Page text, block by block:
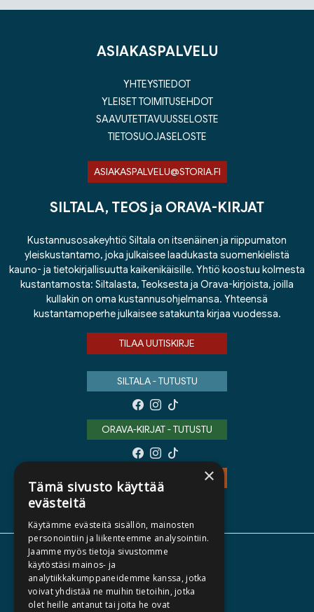
ASIAKASPALVELU
YHTEYSTIEDOT
YLEISET TOIMITUSEHDOT
SAAVUTETTAVUUSSELOSTE
TIETOSUOJASELOSTE
ASIAKASPALVELU@STORIA.FI
SILTALA, TEOS ja ORAVA-KIRJAT
Kustannusosakeyhtiö Siltala on itsenäinen ja riippumaton
yleiskustantamo, joka julkaisee laadukasta suomenkielistä
kauno- ja tietokirjallisuutta kaikenikäisille. Yhtiö koostuu kolmesta
kustantamosta: Siltalasta, Teoksesta ja Orava-kirjoista, joilla
kullakin on oma kustannusohjelmansa. Yhteensä
kustantamoperhe julkaisee satakunta kirjaa vuodessa.
TILAA UUTISKIRJE
SILTALA - TUTUSTU
ORAVA-KIRJAT - TUTUSTU
TIETOA MEISTÄ
TEKIJÄT
KATALOGIT
×
Tämä sivusto käyttää
evästeitä
Käytämme evästeitä sisällön, mainosten
personointiin ja liikenteemme analysointiin.
Jaamme myös tietoja sivustomme
käytöstäsi mainos- ja
analytiikkakumppaneidemme kanssa, jotka
voivat yhdistää ne muihin tietoihin, jotka
olet heille antanut tai joita he ovat